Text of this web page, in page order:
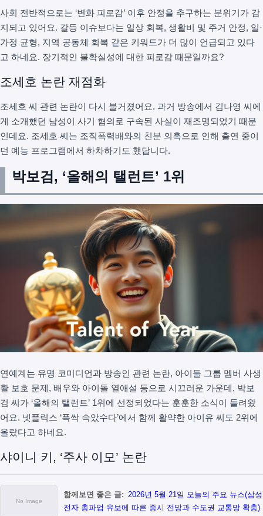
사회 전반적으로는 ‘변화 피로감’ 이후 안정을 추구하는 분위기가 감
지되고 있어요. 갈등 이슈보다는 일상 회복, 생활비 및 주거 안정, 일·
가정 균형, 지역 공동체 회복 같은 키워드가 더 많이 언급되고 있다
고 하네요. 장기적인 불확실성에 대한 피로감 때문일까요?
조세호 논란 재점화
조세호 씨 관련 논란이 다시 불거졌어요. 과거 방송에서 김나영 씨에
게 소개했던 남성이 사기 혐의로 구속된 사실이 재조명되었기 때문
인데요. 조세호 씨는 조직폭력배와의 친분 의혹으로 인해 출연 중이
던 예능 프로그램에서 하차하기도 했답니다.
박보검, ‘올해의 탤런트’ 1위
연예계는 유명 코미디언과 방송인 관련 논란, 아이돌 그룹 멤버 사생
활 보호 문제, 배우와 아이돌 열애설 등으로 시끄러운 가운데, 박보
검 씨가 ‘올해의 탤런트’ 1위에 선정되었다는 훈훈한 소식이 들려왔
어요. 넷플릭스 ‘폭싹 속았수다’에서 함께 활약한 아이유 씨도 2위에
올랐다고 하네요.
샤이니 키, ‘주사 이모’ 논란
함께보면 좋은 글: 2026년 5월 21일 오늘의 주요 뉴스(삼성
전자 총파업 유보에 따른 증시 전망과 수도권 교통망 확충)